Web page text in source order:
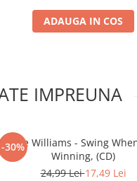
ADAUGA IN COS
IMPREUNA
-30%
Williams - Swing
Winning, (CD)
24,99 Lei17,49 Lei